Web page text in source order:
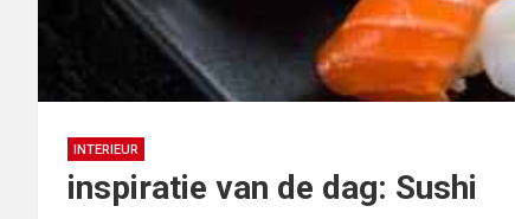
INTERIEUR
inspiratie van de dag: Sushi